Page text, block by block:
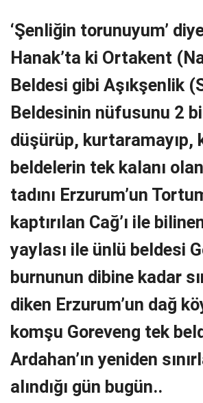
‘Şenliğin torunuyum’
Hanak’ta ki Ortakent
Beldesi gibi Aşıkşenlik
Beldesinin nüfusunu 2
düşürüp, kurtaramayıp,
beldelerin tek kalanı
tadını Erzurum’un
kaptırılan Cağ’ı ile
yaylası ile ünlü beldesi
burnunun dibine kadar
diken Erzurum’un dağ
komşu Goreveng tek
Ardahan’ın yeniden
alındığı gün bugün..